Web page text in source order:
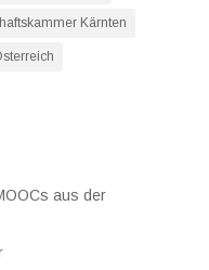
Kärnten
aus der